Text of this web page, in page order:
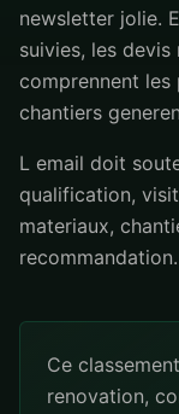
newsletter jolie.
suivies, les
comprennent les
chantiers
L email doit
qualification,
materiaux,
recommandation.
Ce
renovation,